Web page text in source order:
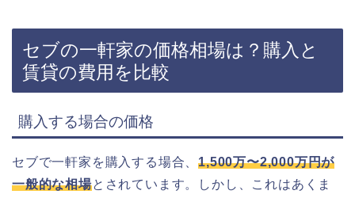
セブの一軒家の価格相場は？購入と
賃貸の費用を比較
購入する場合の価格
セブで一軒家を購入する場合、1,500万〜2,000万円が
一般的な相場とされています。しかし、これはあくま